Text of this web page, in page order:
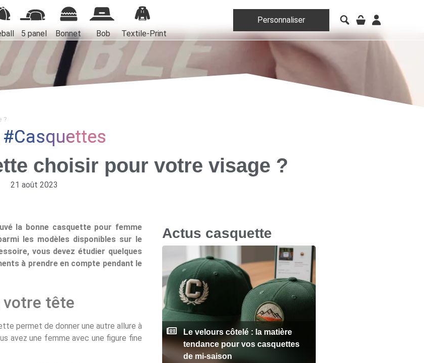
5 panel Bonnet Bob Textile-Print
Personnaliser
?
Casquettes
choisir pour votre visage ?
21 août 2023
la bonne casquette pour femme
les modèles disponibles sur le
vous devez étudier quelques
à prendre en compte pendant le
votre tête
permet de donner une autre allure à
avez une femme avec une figure fine
Actus casquette
Le velours côtelé : la matière
tendance pour vos casquettes
de mi-saison